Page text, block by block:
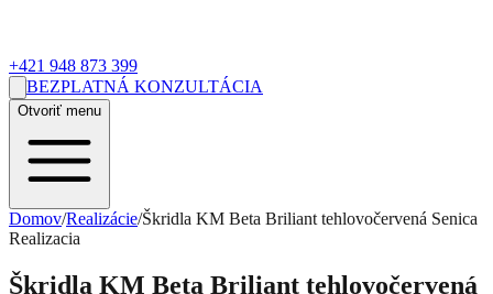
+421 948 873 399
BEZPLATNÁ KONZULTÁCIA
Otvoriť menu
Domov/Realizácie/Škridla KM Beta Briliant tehlovočervená Senica
Realizacia
Škridla KM Beta Briliant tehlovočervená